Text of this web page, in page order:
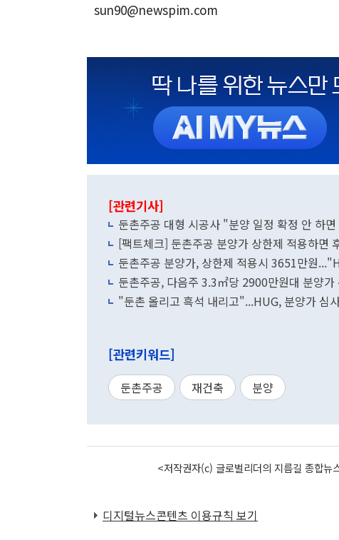
sun90@newspim.com
[관련기사]
둔촌주공 대형 시공사 "분양 일정 확정 안 하
[팩트체크] 둔촌주공 분양가 상한제 적용하면
둔촌주공 분양가, 상한제 적용시 3651만원
둔촌주공, 다음주 3.3㎡당 2900만원대 분양가
"둔촌 올리고 흑석 내리고"...HUG, 분양가 심
[관련키워드]
둔촌주공 재건축 분양
<저작권자(c) 글로벌리더의 지름길 종합
디지털뉴스콘텐츠 이용규칙 보기